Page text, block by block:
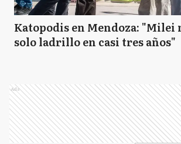
Katopodis en Mendoza: "Milei
solo ladrillo en casi tres años"
Ads